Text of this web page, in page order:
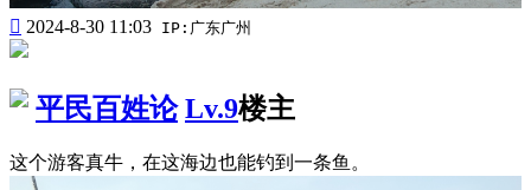
 2024-8-30 11:03 IP:广东广州
平民百姓论 Lv.9楼主
这个游客真牛，在这海边也能钓到一条鱼。